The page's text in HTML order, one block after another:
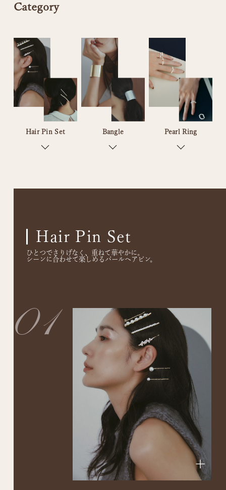
Category
Hair Pin Set Bangle Pearl Ring
Hair Pin Set
ひとつでさりげなく、重ねて華やかに。
シーンに合わせて楽しめるパールヘアピン。
01
+